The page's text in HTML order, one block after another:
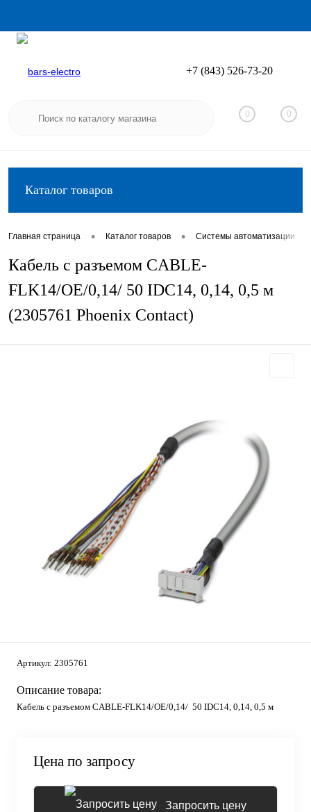
Вход
+7 (843) 526-73-20
0 0
Каталог товаров
Главная страница • Каталог товаров • Системы автоматизации
Кабель с разъемом CABLE-
FLK14/OE/0,14/ 50 IDC14, 0,14, 0,5 м
(2305761 Phoenix Contact)
Артикул: 2305761
Описание товара:
Кабель с разъемом CABLE-FLK14/OE/0,14/ 50 IDC14, 0,14, 0,5 м
Цена по запросу
Запросить цену